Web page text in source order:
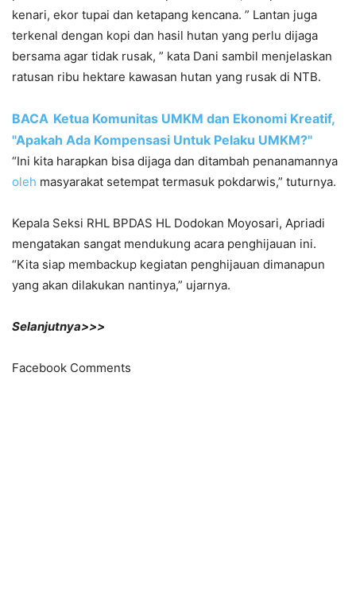
kenari, ekor tupai dan ketapang kencana. ” Lantan juga
terkenal dengan kopi dan hasil hutan yang perlu dijaga
bersama agar tidak rusak, ” kata Dani sambil menjelaskan
ratusan ribu hektare kawasan hutan yang rusak di NTB.
BACA Ketua Komunitas UMKM dan Ekonomi Kreatif,
"Apakah Ada Kompensasi Untuk Pelaku UMKM?"
“Ini kita harapkan bisa dijaga dan ditambah penanamannya
oleh masyarakat setempat termasuk pokdarwis,” tuturnya.
Kepala Seksi RHL BPDAS HL Dodokan Moyosari, Apriadi
mengatakan sangat mendukung acara penghijauan ini.
“Kita siap membackup kegiatan penghijauan dimanapun
yang akan dilakukan nantinya,” ujarnya.
Selanjutnya>>>
Facebook Comments